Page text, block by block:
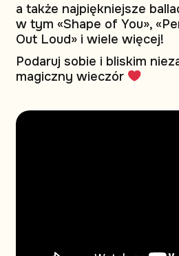
a także najpiękniejsze
w tym «Shape of You»,
Out Loud» i wiele więcej!
Podaruj sobie i bliskim
magiczny wieczór